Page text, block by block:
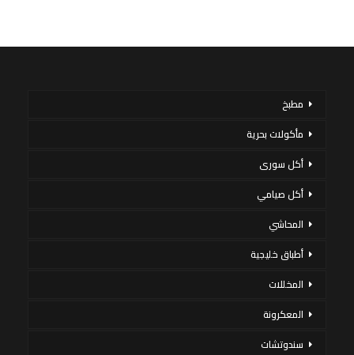
مطبخ
مأكولات بحرية
أكل سورى
أكل صيامي
المحاشي
أطباق خليجية
المخللات
المعكرونة
سندوتشات